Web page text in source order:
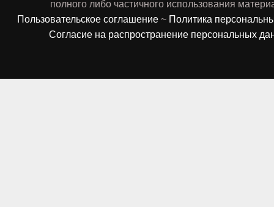
полного либо частичного использования
Пользовательское соглашение ~ Политика
Согласие на распространение персональных